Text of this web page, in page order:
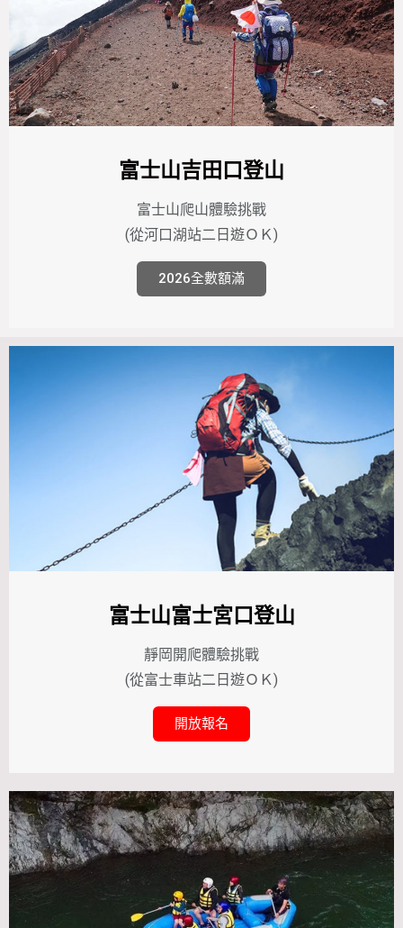
富士山吉田口登山
富士山爬山體驗挑戰
(從河口湖站二日遊ＯＫ)
2026全數額滿
富士山富士宮口登山
靜岡開爬體驗挑戰
(從富士車站二 日遊ＯＫ)
開放報名